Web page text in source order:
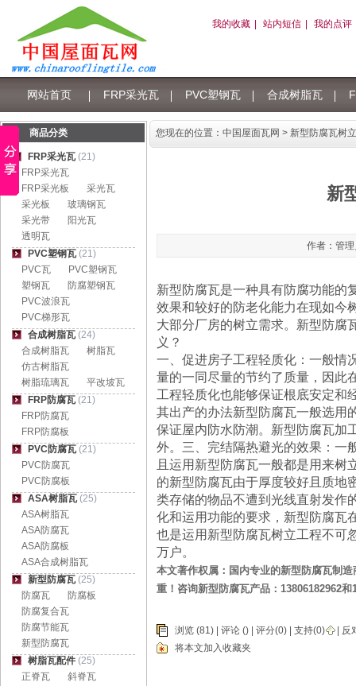
网站首页 FRP采光瓦 PVC塑钢瓦 合成树脂瓦
树脂瓦积分
我的收藏 站内短信 我的点评
您现在的位置： 中国屋面瓦网 > 新型防腐瓦树
新
作者：管
新型防腐瓦是一种具有防腐功能的
效果和较好的防老化能力在现如今
大部分厂房的树立需求。新型防腐
义？
一、促进房子工程轻质化：一般情
量的一同尽量的节约了质量，因此
工程轻质化也能够保证根底安定和
其出产的办法新型防腐瓦一般选用
保证屋内防水防潮。新型防腐瓦加
外。三、完结隔热避光的效果：一
且运用新型防腐瓦一般都是用来
的新型防腐瓦由于厚度较好且质地
类存储的物品不遭到光线直射发作
化和运用功能的要求，新型防腐瓦
也是运用新型防腐瓦树立工程不可
万户。
本文著作权属：国内专业的新型防腐瓦制
重！咨询新型防腐瓦产品：13806182962
浏览 (81) | 评论 () | 评分(0) | 支持(0)
反
将本文加入收藏夹
商品分类
FRP采光瓦 (21)
FRP采光瓦
FRP采光板
采光瓦
采光板
玻璃钢瓦
采光带
阳光瓦
透明瓦
PVC塑钢瓦 (21)
PVC瓦
PVC塑钢瓦
塑钢瓦
防腐塑钢瓦
PVC波浪瓦
PVC梯形瓦
合成树脂瓦 (24)
合成树脂瓦
树脂瓦
仿古树脂瓦
树脂琉璃瓦
平改坡瓦
FRP防腐瓦 (21)
FRP防腐瓦
FRP防腐板
PVC防腐瓦 (21)
PVC防腐瓦
PVC防腐板
ASA树脂瓦 (25)
ASA树脂瓦
ASA防腐瓦
ASA防腐板
ASA合成树脂瓦
新型防腐瓦 (25)
防腐瓦
防腐板
防腐复合瓦
防腐节能瓦
新型防腐瓦
树脂瓦配件 (25)
正脊瓦
斜脊瓦